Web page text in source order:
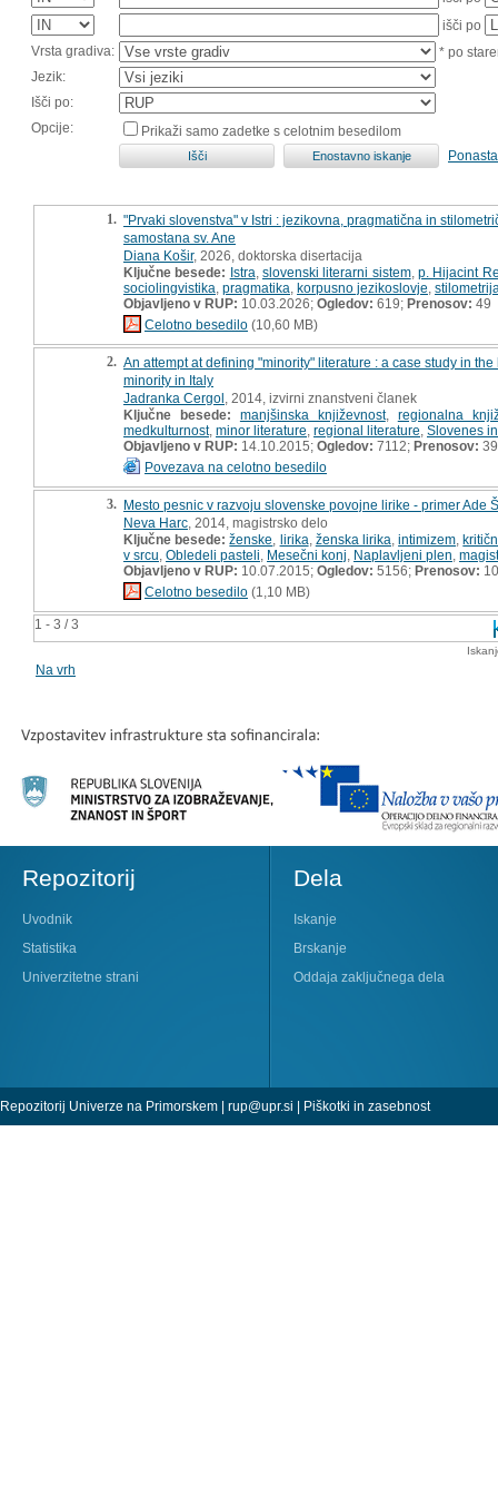
išči po
Vrsta gradiva:
* po
Jezik:
Išči po:
Opcije:
Prikaži samo zadetke s celotnim besedilom
1 - 3 / 3
1. "Prvaki slovenstva" v Istri : jezikovna, pragmatična in
samostana sv. Ane
Diana Košir, 2026, doktorska disertacija
Ključne besede: Istra slovenski literarni sistem, p. Hijacint
sociolingvistika pragmatika korpusno jezikoslovje
Objavljeno v RUP: 10.03.2026; Ogledov: 619; Prenosov: 49
Celotno besedilo (10,60 MB)
2. An attempt at defining "minority" literature : a case study in
minority in Italy
Jadranka Cergol , 2014, izvirni znanstveni članek
Ključne besede:
manjšinska književnost, regionalna
medkulturnost, minor literature regional literature Slovenes
Objavljeno v RUP: 14.10.2015; Ogledov: 7112; Prenosov: 39
Povezava na celotno besedilo
3. Mesto pesnic v razvoju slovenske povojne lirike - primer Ade
Neva Harc , 2014, magistrsko delo
Ključne besede: ženske lirika ženska lirika ,intimizem ,
v srcu Obledeli pasteli Mesečni konj Naplavljeni plen
Objavljeno v RUP: 10.07.2015; Ogledov: 5156; Prenosov:
Celotno besedilo (1,10 MB)
Na vrh
Repozitorij
Uvodnik
Statistika
Univerzitetne strani
Dela
Iskanje
Brskanje
Oddaja zaključnega dela
Repozitorij Univerze na Primorskem | rup@upr.si | Piškotki in zasebnost